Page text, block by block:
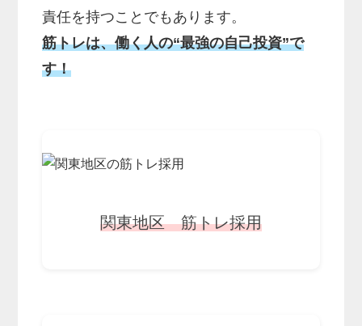
責任を持つことでもあります。
筋トレは、働く人の“最強の自己投資”で
す！
関東地区 筋トレ採用